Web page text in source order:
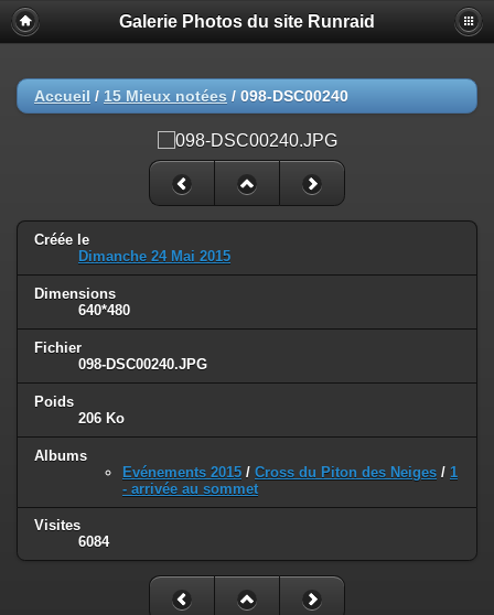
Galerie Photos du site Runraid
Accueil / 15 Mieux notées / 098-DSC00240
Créée le
Dimanche 24 Mai 2015
Dimensions
640*480
Fichier
098-DSC00240.JPG
Poids
206 Ko
Albums
Evénements 2015 / Cross du Piton des Neiges / 1
- arrivée au sommet
Visites
6084